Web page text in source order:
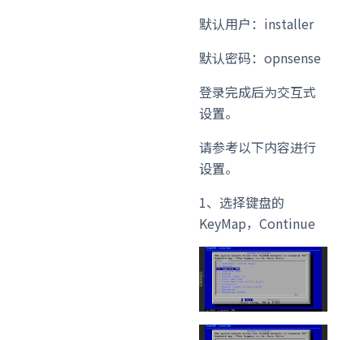
默认用户：installer
默认密码：opnsense
登录完成后为交互式
设置。
请参考以下内容进行
设置。
1、选择键盘的
KeyMap，Continue